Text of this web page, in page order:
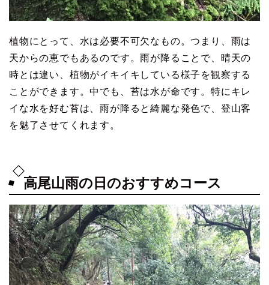
植物にとって、水は必要不可欠なもの。つまり、雨は
天からの恵でもあるのです。雨が降ることで、晴天の
時とは違い、植物がイキイキしている様子を観察する
ことができます。中でも、苔は水が命です。特にキレ
イな水を好む苔は、雨が降ると綺麗な発色で、登山客
を魅了させてくれます。
高尾山雨の日のおすすめコース